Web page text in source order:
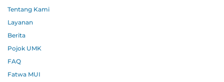
Tentang Kami
Layanan
Berita
Pojok UMK
FAQ
Fatwa MUI